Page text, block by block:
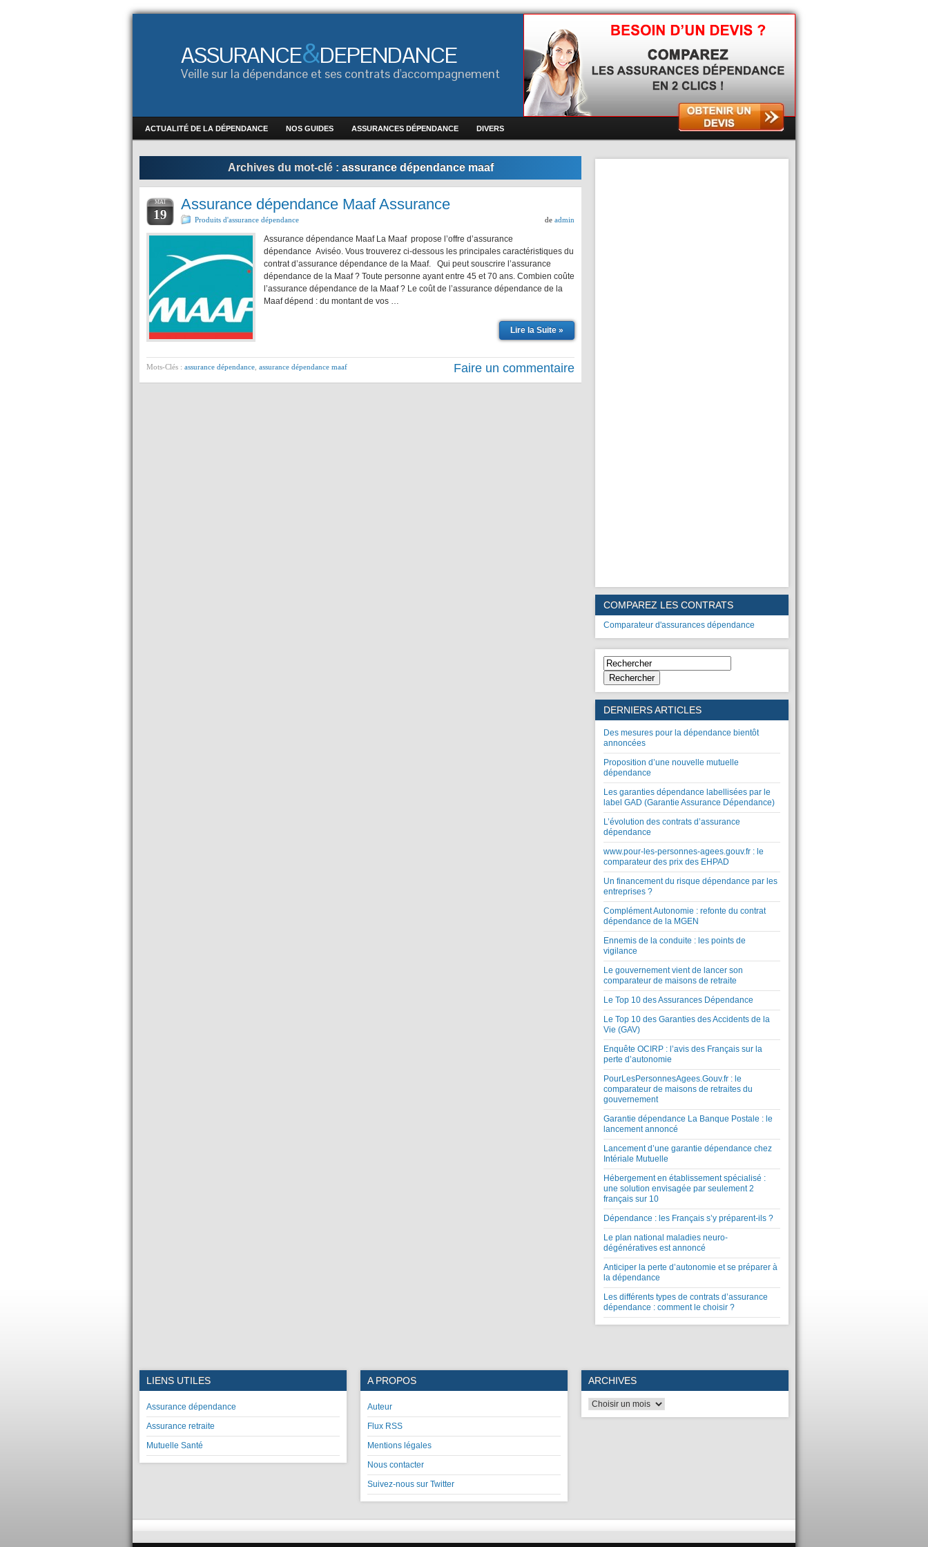
ASSURANCE&DEPENDANCE
Veille sur la dépendance et ses contrats d'accompagnement
ACTUALITÉ DE LA DÉPENDANCE NOS GUIDES ASSURANCES DÉPENDANCE DIVERS
Archives du mot-clé : assurance dépendance maaf
MAI
19
Assurance dépendance Maaf Assurance
Produits d'assurance dépendance de admin
Assurance dépendance Maaf La Maaf propose l’offre d’assurance
dépendance Aviséo. Vous trouverez ci-dessous les principales caractéristiques du
contrat d’assurance dépendance de la Maaf. Qui peut souscrire l’assurance
dépendance de la Maaf ? Toute personne ayant entre 45 et 70 ans. Combien coûte
l’assurance dépendance de la Maaf ? Le coût de l’assurance dépendance de la
Maaf dépend : du montant de vos …
Lire la Suite »
Mots-Clés : assurance dépendance assurance dépendance maaf Faire un commentaire
COMPAREZ LES CONTRATS
Comparateur d'assurances dépendance
Rechercher
DERNIERS ARTICLES
Des mesures pour la dépendance bientôt
annoncées
Proposition d’une nouvelle mutuelle
dépendance
Les garanties dépendance labellisées par le
label GAD (Garantie Assurance Dépendance)
L’évolution des contrats d’assurance
dépendance
www.pour-les-personnes-agees.gouv.fr : le
comparateur des prix des EHPAD
Un financement du risque dépendance par les
entreprises ?
Complément Autonomie : refonte du contrat
dépendance de la MGEN
Ennemis de la conduite : les points de
vigilance
Le gouvernement vient de lancer son
comparateur de maisons de retraite
Le Top 10 des Assurances Dépendance
Le Top 10 des Garanties des Accidents de la
Vie (GAV)
Enquête OCIRP : l’avis des Français sur la
perte d’autonomie
PourLesPersonnesAgees.Gouv.fr : le
comparateur de maisons de retraites du
gouvernement
Garantie dépendance La Banque Postale : le
lancement annoncé
Lancement d’une garantie dépendance chez
Intériale Mutuelle
Hébergement en établissement spécialisé :
une solution envisagée par seulement 2
français sur 10
Dépendance : les Français s’y préparent-ils ?
Le plan national maladies neuro-
dégénératives est annoncé
Anticiper la perte d’autonomie et se préparer à
la dépendance
Les différents types de contrats d’assurance
dépendance : comment le choisir ?
LIENS UTILES
Assurance dépendance
Assurance retraite
Mutuelle Santé
A PROPOS
Auteur
Flux RSS
Mentions légales
Nous contacter
Suivez-nous sur Twitter
ARCHIVES